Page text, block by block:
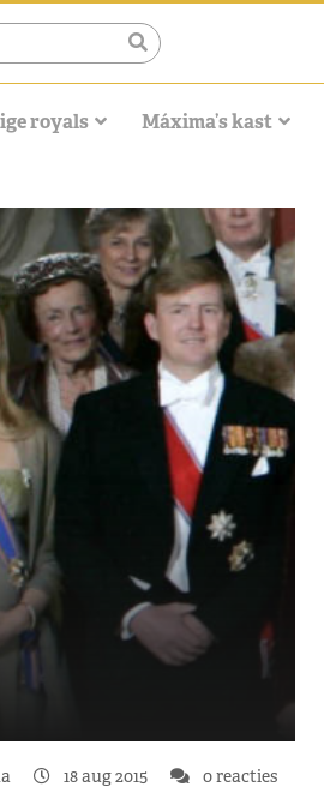
royals Máxima’s kast
18 aug 2015 0 reacties